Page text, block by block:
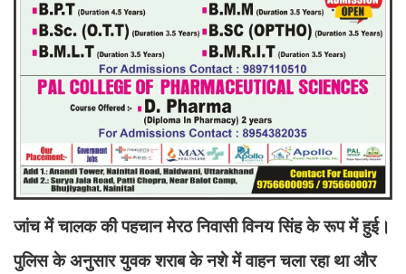
जांच में चालक की पहचान मेरठ निवासी विनय सिंह के रूप में हुई।
पुलिस के अनुसार युवक शराब के नशे में वाहन चला रहा था और